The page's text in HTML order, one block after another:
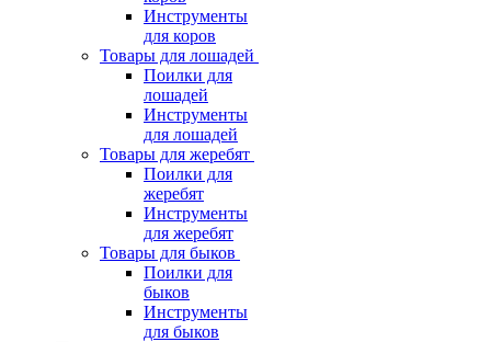
Инструменты
для коров
Товары для лошадей
Поилки для
лошадей
Инструменты
для лошадей
Товары для жеребят
Поилки для
жеребят
Инструменты
для жеребят
Товары для быков
Поилки для
быков
Инструменты
для быков